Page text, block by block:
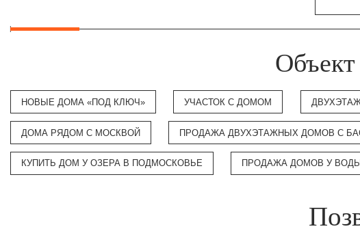
Объект
НОВЫЕ ДОМА «ПОД КЛЮЧ» УЧАСТОК С ДОМОМ
ДОМА РЯДОМ С МОСКВОЙ ПРОДАЖА ДВУХЭТАЖНЫХ ДОМОВ С
КУПИТЬ ДОМ У ОЗЕРА В ПОДМОСКОВЬЕ ПРОДАЖА ДОМОВ У ВОДЫ